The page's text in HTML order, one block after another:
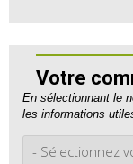
Votre
En sélectionnant le
les informations